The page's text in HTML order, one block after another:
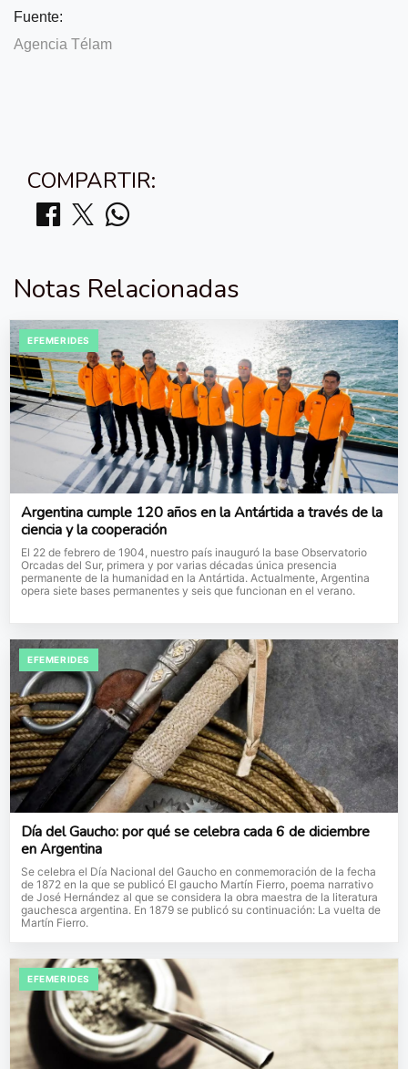
Fuente:
Agencia Télam
COMPARTIR:
Notas Relacionadas
EFEMERIDES
Argentina cumple 120 años en la Antártida a través de la
ciencia y la cooperación
El 22 de febrero de 1904, nuestro país inauguró la base Observatorio
Orcadas del Sur, primera y por varias décadas única presencia
permanente de la humanidad en la Antártida. Actualmente, Argentina
opera siete bases permanentes y seis que funcionan en el verano.
EFEMERIDES
Día del Gaucho: por qué se celebra cada 6 de diciembre
en Argentina
Se celebra el Día Nacional del Gaucho en conmemoración de la fecha
de 1872 en la que se publicó El gaucho Martín Fierro, poema narrativo
de José Hernández al que se considera la obra maestra de la literatura
gauchesca argentina. En 1879 se publicó su continuación: La vuelta de
Martín Fierro.
EFEMERIDES